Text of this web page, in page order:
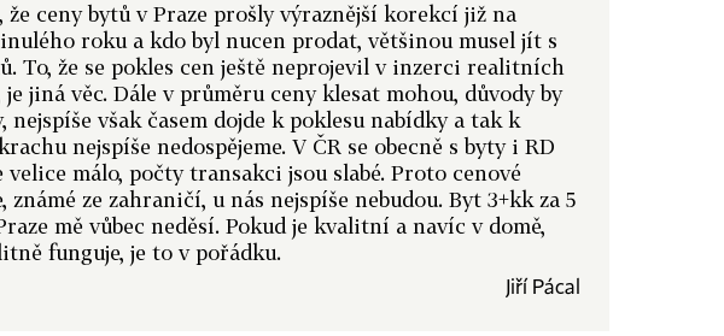
že ceny bytů v Praze prošly výraznější korekcí již na
roku a kdo byl nucen prodat, většinou musel jít s
To, že se pokles cen ještě neprojevil v inzerci realitních
jiná věc. Dále v průměru ceny klesat mohou, důvody by
nejspíše však časem dojde k poklesu nabídky a tak k
nejspíše nedospějeme. V ČR se obecně s byty i RD
velice málo, počty transakci jsou slabé. Proto cenové
známé ze zahraničí, u nás nejspíše nebudou. Byt 3+kk za 5
mě vůbec neděsí. Pokud je kvalitní a navíc v domě,
funguje, je to v pořádku.
Jiří Pácal